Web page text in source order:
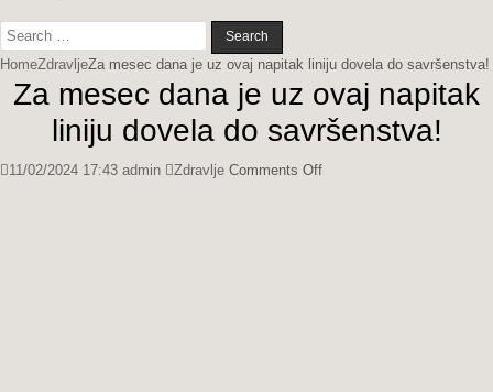
Search
for:
HomeZdravljeZa mesec dana je uz ovaj napitak liniju dovela do savršenstva!
Za mesec dana je uz ovaj napitak
liniju dovela do savršenstva!
11/02/2024 17:43 admin Zdravlje Comments Offon